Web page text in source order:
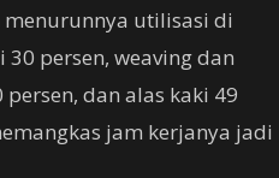
utilisasi di
persen, weaving dan
dan alas kaki 49
jam kerjanya jadi